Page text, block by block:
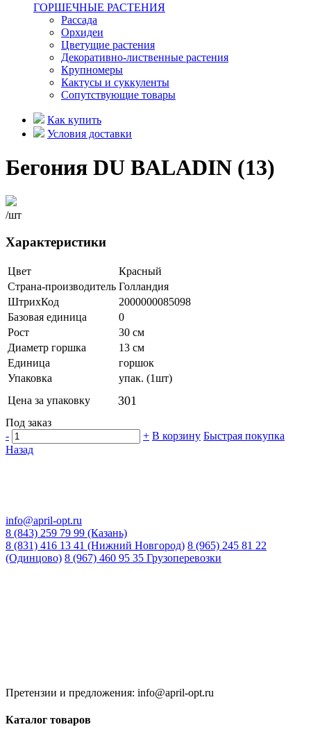
ГОРШЕЧНЫЕ РАСТЕНИЯ
Рассада
Орхидеи
Цветущие растения
Декоративно-лиственные растения
Крупномеры
Кактусы и суккуленты
Сопутствующие товары
Как купить
Условия доставки
Бегония DU BALADIN (13)
/шт
Характеристики
Цвет
Красный
Страна-производитель Голландия
ШтрихКод
2000000085098
Базовая единица
0
Рост
30 см
Диаметр горшка
13 см
Единица
горшок
Упаковка
упак. (1шт)
Цена за упаковку
301
Под заказ
-
+ В корзину Быстрая покупка
Назад
info@april-opt.ru
8 (843) 259 79 99 (Казань)
8 (831) 416 13 41 (Нижний Новгород) 8 (965) 245 81 22
(Одинцово) 8 (967) 460 95 35 Грузоперевозки
Претензии и предложения: info@april-opt.ru
Каталог товаров